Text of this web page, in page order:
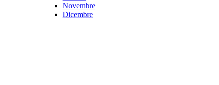
Novembre
Dicembre